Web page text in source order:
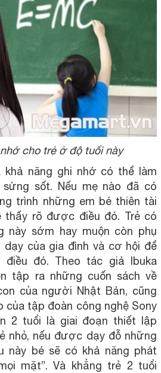
cho trẻ ở độ tuổi này
năng ghi nhớ có thể làm
sốt. Nếu mẹ nào đã có
trình những em bé thiên tài
thấy rõ được điều đó. Trẻ có
này sớm hay muộn còn phụ
dạy của gia đình và cơ hội để
đó. Theo tác giả Ibuka
tập ra những cuốn sách về
của người Nhật Bản, cũng
của tập đoàn công nghệ Sony
2 tuổi là giai đoạn thiết lập
nhỏ, nếu được dạy đỗ những
này bé sẽ có khả năng phát
mặt”. Và khẳng trẻ 2 tuổi